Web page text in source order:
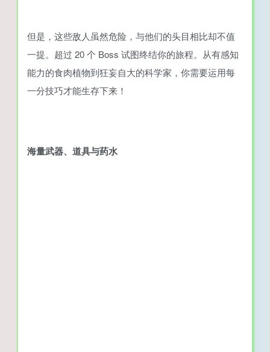
但是，这些敌人虽然危险，与他们的头目相比却不值
一提。超过 20 个 Boss 试图终结你的旅程。从有感知
能力的食肉植物到狂妄自大的科学家，你需要运用每
一分技巧才能生存下来！
海量武器、道具与药水